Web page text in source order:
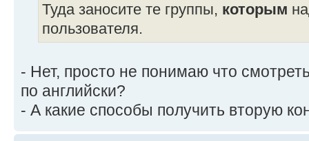
Туда заносите те группы, которым
пользователя.
- Нет, просто не понимаю что
по английски?
- А какие способы получить вторую